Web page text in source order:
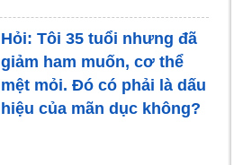
Hỏi: Tôi 35 tuổi nhưng đã
giảm ham muốn, cơ thể
mệt mỏi. Đó có phải là dấu
hiệu của mãn dục không?